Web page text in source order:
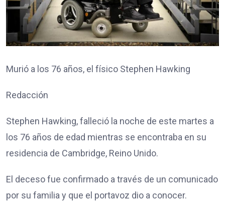
Murió a los 76 años, el físico Stephen Hawking
Redacción
Stephen Hawking, falleció la noche de este martes a
los 76 años de edad mientras se encontraba en su
residencia de Cambridge, Reino Unido.
El deceso fue confirmado a través de un comunicado
por su familia y que el portavoz dio a conocer.